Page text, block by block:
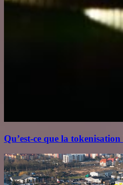
Qu’est‑ce que la tokenisation